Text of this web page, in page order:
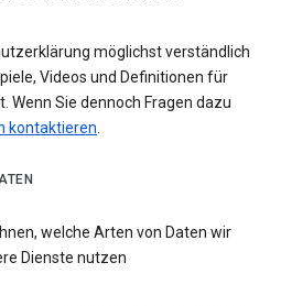
möglichst verständlich
Videos und Definitionen für
Wenn Sie dennoch Fragen dazu
kontaktieren.
welche Arten von Daten wir
Dienste nutzen